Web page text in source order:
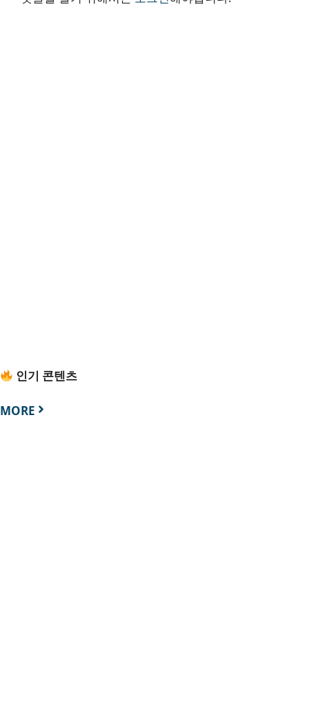
인기 콘텐츠
MORE